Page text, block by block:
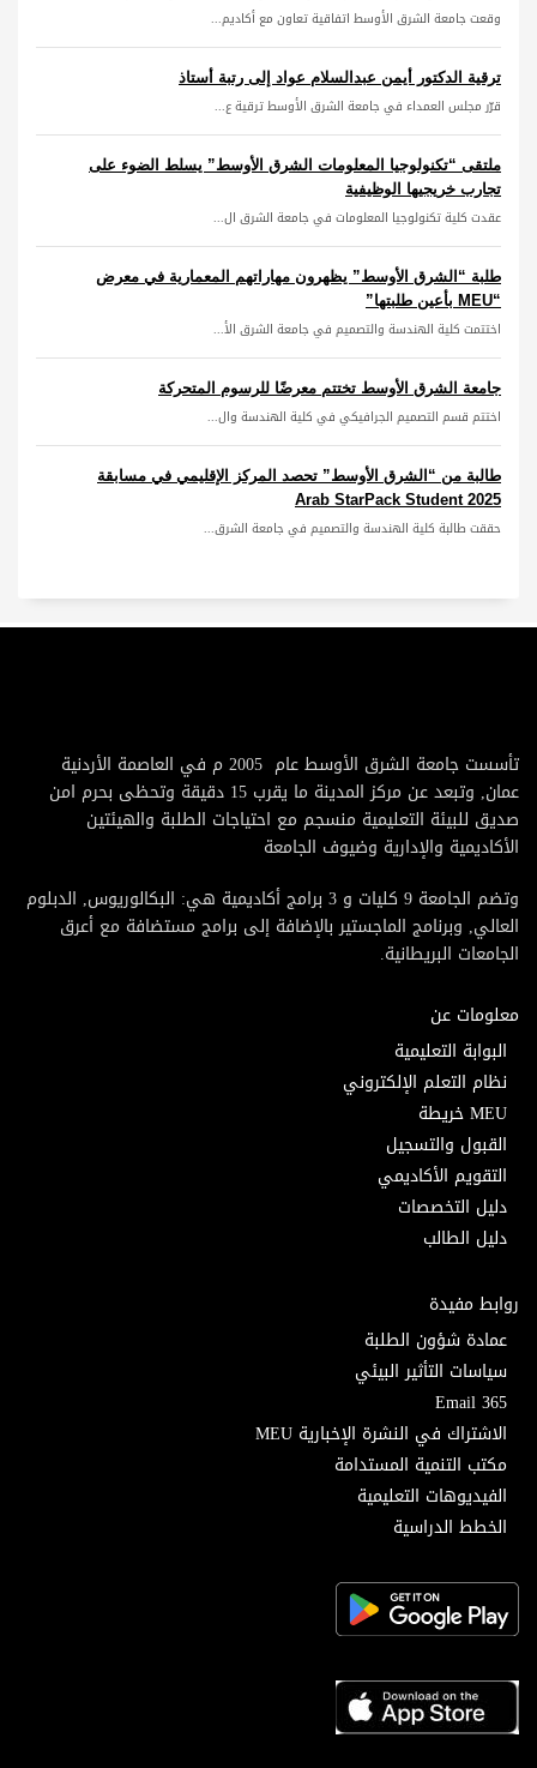
وقعت جامعة الشرق الأوسط اتفاقية تعاون مع أكاديم...
ترقية الدكتور أيمن عبدالسلام عواد إلى رتبة أستاذ
قرّر مجلس العمداء في جامعة الشرق الأوسط ترقية ع...
ملتقى “تكنولوجيا المعلومات الشرق الأوسط” يسلط الضوء على
تجارب خريجيها الوظيفية
عقدت كلية تكنولوجيا المعلومات في جامعة الشرق ال...
طلبة “الشرق الأوسط” يظهرون مهاراتهم المعمارية في معرض
“MEU بأعين طلبتها”
اختتمت كلية الهندسة والتصميم في جامعة الشرق الأ...
جامعة الشرق الأوسط تختتم معرضًا للرسوم المتحركة
اختتم قسم التصميم الجرافيكي في كلية الهندسة وال...
طالبة من “الشرق الأوسط” تحصد المركز الإقليمي في مسابقة
Arab StarPack Student 2025
حققت طالبة كلية الهندسة والتصميم في جامعة الشرق...
تأسست جامعة الشرق الأوسط عام 2005 م في العاصمة الأردنية
عمان, وتبعد عن مركز المدينة ما يقرب 15 دقيقة وتحظى بحرم امن
صديق للبيئة التعليمية منسجم مع احتياجات الطلبة والهيئتين
الأكاديمية والإدارية وضيوف الجامعة
وتضم الجامعة 9 كليات و 3 برامج أكاديمية هي: البكالوريوس, الدبلوم
العالي, وبرنامج الماجستير بالإضافة إلى برامج مستضافة مع أعرق
الجامعات البريطانية.
معلومات عن
البوابة التعليمية
نظام التعلم الإلكتروني
MEU خريطة
القبول والتسجيل
التقويم الأكاديمي
دليل التخصصات
دليل الطالب
روابط مفيدة
عمادة شؤون الطلبة
سياسات التأثير البيئي
Email 365
الاشتراك في النشرة الإخبارية MEU
مكتب التنمية المستدامة
الفيديوهات التعليمية
الخطط الدراسية